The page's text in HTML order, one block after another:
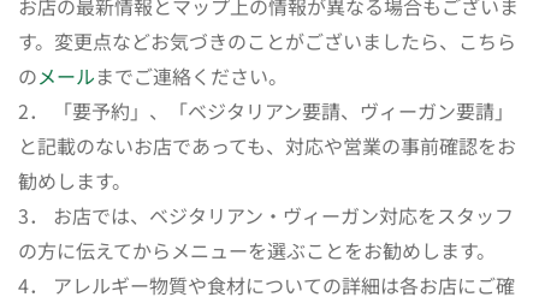
お店の最新情報とマップ上の情報が異なる場合もございま
す。変更点などお気づきのことがございましたら、こちら
のメールまでご連絡ください。
2． 「要予約」、「ベジタリアン要請、ヴィーガン要請」
と記載のないお店であっても、対応や営業の事前確認をお
勧めします。
3． お店では、ベジタリアン・ヴィーガン対応をスタッフ
の方に伝えてからメニューを選ぶことをお勧めします。
4． アレルギー物質や食材についての詳細は各お店にご確